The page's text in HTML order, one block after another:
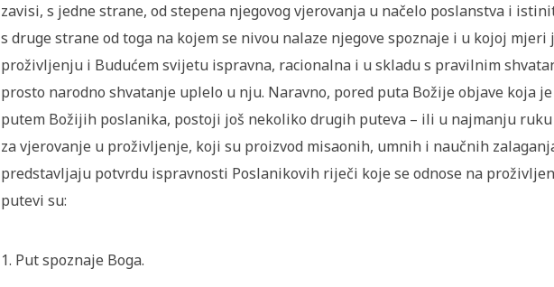
zavisi, s jedne strane, od stepena njegovog vjerovanja u načelo poslanstva i
s druge strane od toga na kojem se nivou nalaze njegove spoznaje i u kojoj mjeri
proživljenju i Budućem svijetu ispravna, racionalna i u skladu s pravilnim
prosto narodno shvatanje uplelo u nju. Naravno, pored puta Božije objave koja
putem Božijih poslanika, postoji još nekoliko drugih puteva – ili u najmanju
za vjerovanje u proživljenje, koji su proizvod misaonih, umnih i naučnih
predstavljaju potvrdu ispravnosti Poslanikovih riječi koje se odnose na
putevi su:
1. Put spoznaje Boga.